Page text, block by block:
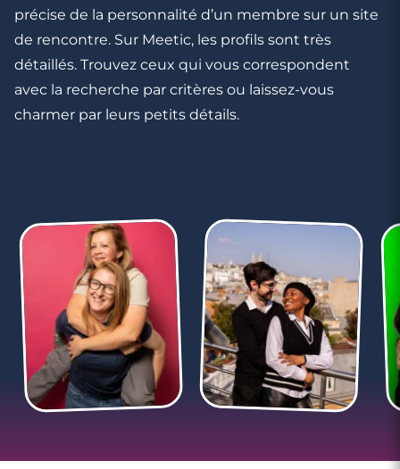
précise de la personnalité d’un membre sur un site
de rencontre. Sur Meetic, les profils sont très
détaillés. Trouvez ceux qui vous correspondent
avec la recherche par critères ou laissez-vous
charmer par leurs petits détails.